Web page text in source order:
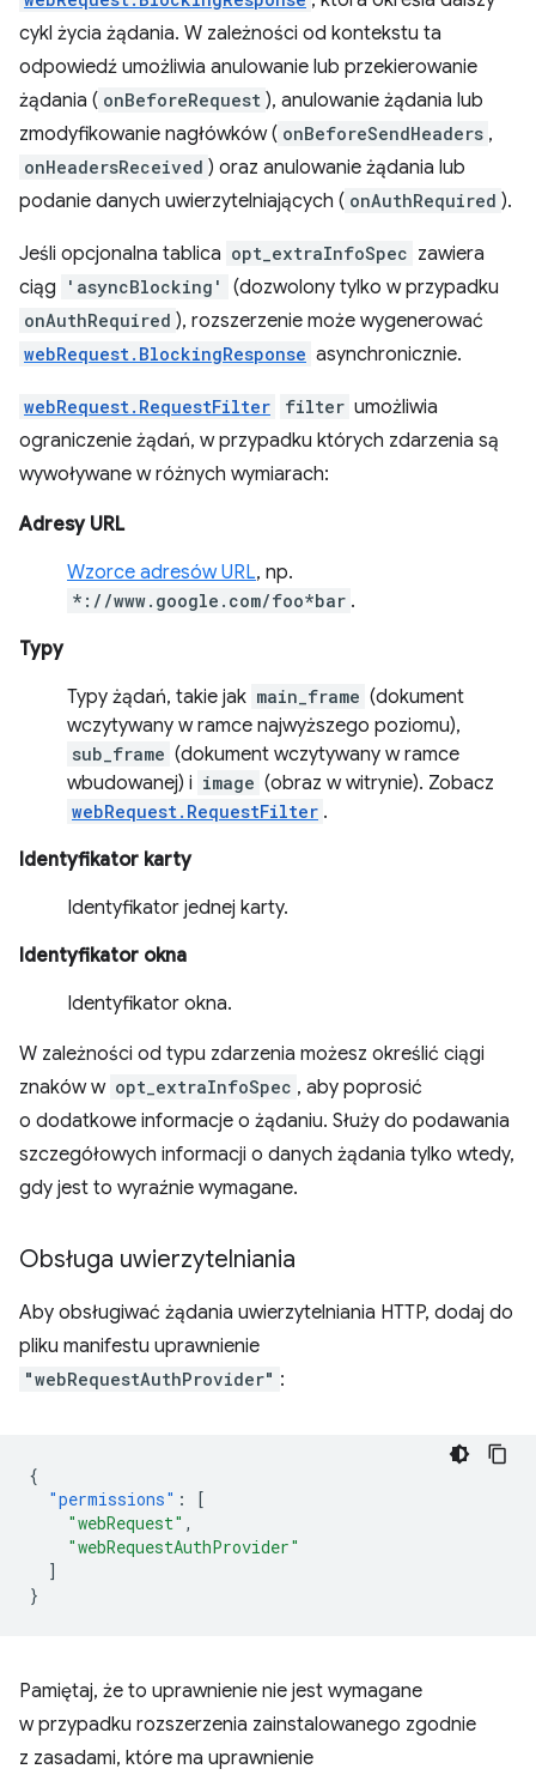
cykl życia żądania. W zależności od kontekstu ta
odpowiedź umożliwia anulowanie lub przekierowanie
żądania ( onBeforeRequest ), anulowanie żądania lub
zmodyfikowanie nagłówków ( onBeforeSendHeaders ,
onHeadersReceived ) oraz anulowanie żądania lub
podanie danych uwierzytelniających ( onAuthRequired ).
Jeśli opcjonalna tablica opt_extraInfoSpec zawiera
ciąg
'asyncBlocking' (dozwolony tylko w przypadku
onAuthRequired ), rozszerzenie może wygenerować
webRequest.BlockingResponse asynchronicznie.
webRequest.RequestFilter filter umożliwia
ograniczenie żądań, w przypadku których zdarzenia są
wywoływane w różnych wymiarach:
Adresy URL
Wzorce adresów URL, np.
*://www.google.com/foo*bar .
Typy
Typy żądań, takie jak main_frame (dokument
wczytywany w ramce najwyższego poziomu),
sub_frame (dokument wczytywany w ramce
wbudowanej) i image (obraz w witrynie). Zobacz
webRequest.RequestFilter .
Identyfikator karty
Identyfikator jednej karty.
Identyfikator okna
Identyfikator okna.
W zależności od typu zdarzenia możesz określić ciągi
znaków w opt_extraInfoSpec , aby poprosić
o dodatkowe informacje o żądaniu. Służy do podawania
szczegółowych informacji o danych żądania tylko wtedy,
gdy jest to wyraźnie wymagane.
Obsługa uwierzytelniania
Aby obsługiwać żądania uwierzytelniania HTTP, dodaj do
pliku manifestu uprawnienie
"webRequestAuthProvider" :
{
"permissions" :
[
"webRequest" ,
"webRequestAuthProvider"
]
}
Pamiętaj, że to uprawnienie nie jest wymagane
w przypadku rozszerzenia zainstalowanego zgodnie
z zasadami, które ma uprawnienie